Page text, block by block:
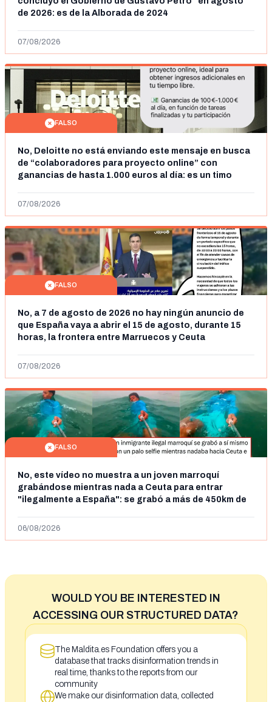
de 2026: es de la Alborada de 2024
07/08/2026
FALSO
No, Deloitte no está enviando este mensaje en busca
de “colaboradores para proyecto online” con
ganancias de hasta 1.000 euros al día: es un timo
07/08/2026
FALSO
No, a 7 de agosto de 2026 no hay ningún anuncio de
que España vaya a abrir el 15 de agosto, durante 15
horas, la frontera entre Marruecos y Ceuta
07/08/2026
FALSO
No, este vídeo no muestra a un joven marroquí
grabándose mientras nada a Ceuta para entrar
"ilegalmente a España": se grabó a más de 450km de
06/08/2026
WOULD YOU BE INTERESTED IN
ACCESSING OUR STRUCTURED DATA?
The Maldita.es Foundation offers you a
database that tracks disinformation trends in
real time, thanks to the reports from our
community
We make our disinformation data, collected